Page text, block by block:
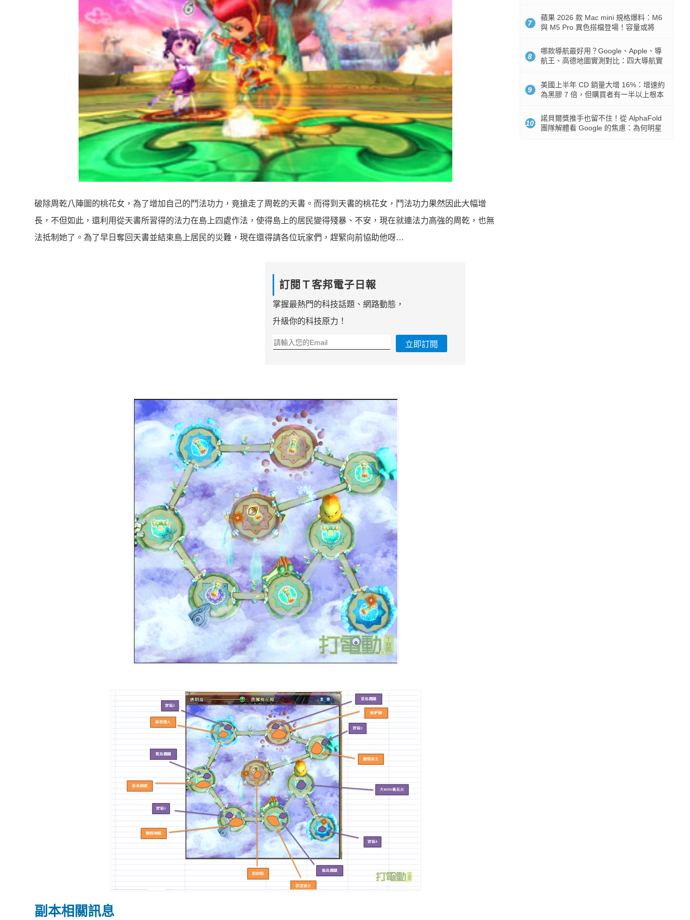
破除周乾八陣圖的桃花女，為了增加自己的鬥法功力，竟搶走了周乾的天書。而得到天書的桃花女，鬥法功力果然因此大幅增
長，不但如此，還利用從天書所習得的法力在島上四處作法，使得島上的居民變得殘暴、不安，現在就連法力高強的周乾，也無
法抵制她了。為了早日奪回天書並結束島上居民的災難，現在還得請各位玩家們，趕緊向前協助他呀…
訂閱Ｔ客邦電子日報
掌握最熱門的科技話題、網路動態，
升級你的科技原力！
立即訂閱
副本相關訊息
7
蘋果 2026 款 Mac mini 規格爆料：M6
與 M5 Pro 異色搭檔登場！容量或將
8
哪款導航最好用？Google、Apple、導
航王、高德地圖實測對比：四大導航實
9
美國上半年 CD 銷量大增 16%：增速約
為黑膠 7 倍，但購買者有一半以上根本
10
諾貝爾獎推手也留不住！從 AlphaFold
團隊解體看 Google 的焦慮：為何明星